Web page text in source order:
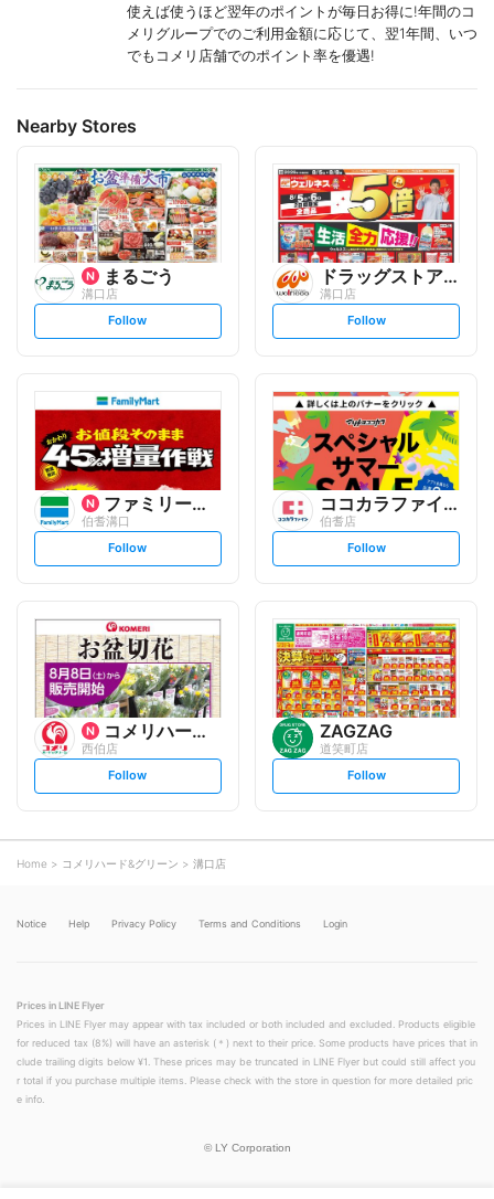
使えば使うほど翌年のポイントが毎日お得に!年間のコ
メリグループでのご利用金額に応じて、翌1年間、いつ
でもコメリ店舗でのポイント率を優遇!
Nearby Stores
まるごう
溝口店
s
t
o
Follow
ドラッグストアウェルネス
溝口店
s
t
l
o
w
Follow
ファミリーマート
伯耆溝口
s
t
l
o
w
Follow
ココカラファイン
伯耆店
s
t
o
w
Follow
コメリハード&グリーン
西伯店
s
t
o
Follow
ZAGZAG
道笑町店
s
t
Follow
Home コメリハード&グリーン 溝口店
Notice Help Privacy Policy Terms and Conditions Login
Prices in LINE Flyer
Prices in LINE Flyer may appear with tax included or both included and excluded. Products eligible
for reduced tax (8%) will have an asterisk (＊) next to their price. Some products have prices that in
clude trailing digits below ¥1. These prices may be truncated in LINE Flyer but could still affect you
r total if you purchase multiple items. Please check with the store in question for more detailed pric
e info.
© LY Corporation